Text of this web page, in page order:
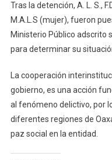
Tras la detención, A. L. S.,
M.A.L.S (mujer), fueron
Ministerio Público adscrito
para determinar su
La cooperación
gobierno, es una acción
al fenómeno delictivo, por
diferentes regiones de
paz social en la entidad.